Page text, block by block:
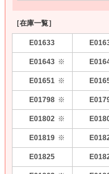
［在庫一覧］
E01633
E01643 ※
E01651 ※
E01798 ※
E01802 ※
E01819 ※
E01825